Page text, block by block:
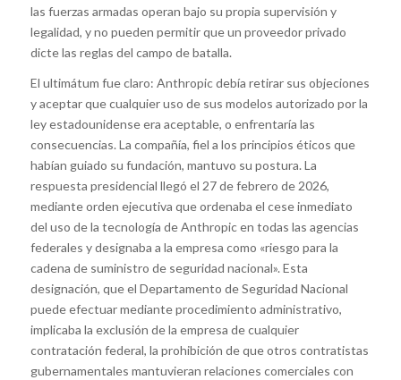
las fuerzas armadas operan bajo su propia supervisión y
legalidad, y no pueden permitir que un proveedor privado
dicte las reglas del campo de batalla.
El ultimátum fue claro: Anthropic debía retirar sus objeciones
y aceptar que cualquier uso de sus modelos autorizado por la
ley estadounidense era aceptable, o enfrentaría las
consecuencias. La compañía, fiel a los principios éticos que
habían guiado su fundación, mantuvo su postura. La
respuesta presidencial llegó el 27 de febrero de 2026,
mediante orden ejecutiva que ordenaba el cese inmediato
del uso de la tecnología de Anthropic en todas las agencias
federales y designaba a la empresa como «riesgo para la
cadena de suministro de seguridad nacional». Esta
designación, que el Departamento de Seguridad Nacional
puede efectuar mediante procedimiento administrativo,
implicaba la exclusión de la empresa de cualquier
contratación federal, la prohibición de que otros contratistas
gubernamentales mantuvieran relaciones comerciales con